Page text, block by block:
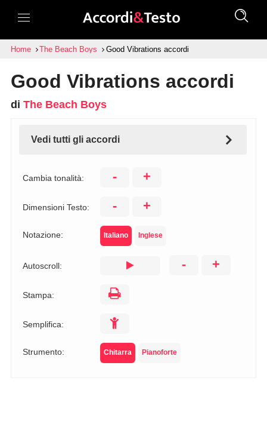
Home The Beach Boys Good Vibrations accordi
Good Vibrations accordi
di The Beach Boys
Vedi tutti gli accordi
Cambia tonalità: - +
Dimensioni Testo: - +
Notazione: Italiano Inglese
Autoscroll: - +
Stampa:
Semplifica:
Strumento: Chitarra Pianoforte